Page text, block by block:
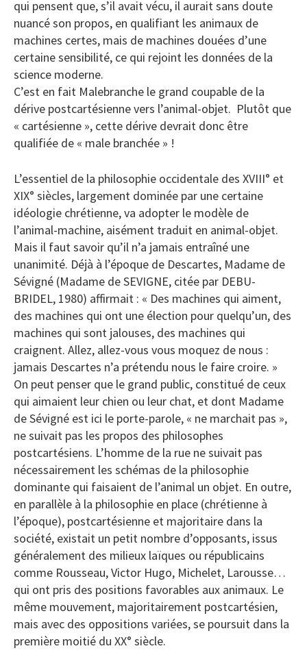
qui pensent que, s’il avait vécu, il aurait sans doute
nuancé son propos, en qualifiant les animaux de
machines certes, mais de machines douées d’une
certaine sensibilité, ce qui rejoint les données de la
science moderne.
C’est en fait Malebranche le grand coupable de la
dérive postcartésienne vers l’animal-objet. Plutôt que
« cartésienne », cette dérive devrait donc être
qualifiée de « male branchée » !
L’essentiel de la philosophie occidentale des XVIII° et
XIX° siècles, largement dominée par une certaine
idéologie chrétienne, va adopter le modèle de
l’animal-machine, aisément traduit en animal-objet.
Mais il faut savoir qu’il n’a jamais entraîné une
unanimité. Déjà à l’époque de Descartes, Madame de
Sévigné (Madame de SEVIGNE, citée par DEBU-
BRIDEL, 1980) affirmait : « Des machines qui aiment,
des machines qui ont une élection pour quelqu’un, des
machines qui sont jalouses, des machines qui
craignent. Allez, allez-vous vous moquez de nous :
jamais Descartes n’a prétendu nous le faire croire. »
On peut penser que le grand public, constitué de ceux
qui aimaient leur chien ou leur chat, et dont Madame
de Sévigné est ici le porte-parole, « ne marchait pas »,
ne suivait pas les propos des philosophes
postcartésiens. L’homme de la rue ne suivait pas
nécessairement les schémas de la philosophie
dominante qui faisaient de l’animal un objet. En outre,
en parallèle à la philosophie en place (chrétienne à
l’époque), postcartésienne et majoritaire dans la
société, existait un petit nombre d’opposants, issus
généralement des milieux laïques ou républicains
comme Rousseau, Victor Hugo, Michelet, Larousse…
qui ont pris des positions favorables aux animaux. Le
même mouvement, majoritairement postcartésien,
mais avec des oppositions variées, se poursuit dans la
première moitié du XX° siècle.